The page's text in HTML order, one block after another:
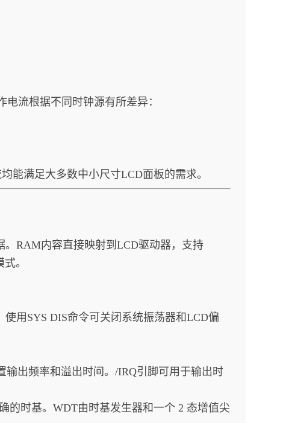
流根据不同时钟源有所差异：
能满足大多数中小尺寸LCD面板的需求。
RAM内容直接映射到LCD驱动器，支持
。
用SYS DIS命令可关闭系统振荡器和LCD偏
出频率和溢出时间。/IRQ引脚可用于输出时
时基。WDT由时基发生器和一个 2 态增值尖